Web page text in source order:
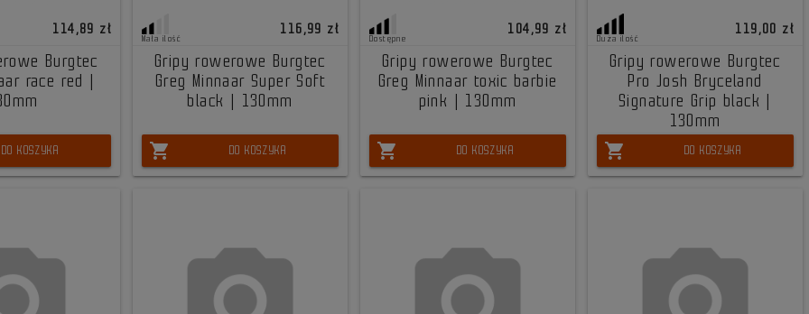
114,89 zł
Burgtec
race red |
DO KOSZYKA
Mała ilość
116,99 zł
Gripy rowerowe Burgtec
Greg Minnaar Super Soft
black | 130mm
shopping_cart DO KOSZYKA
Dostępne
104,99 zł
Gripy rowerowe Burgtec
Greg Minnaar toxic barbie
pink | 130mm
shopping_cart DO KOSZYKA
Duża ilość
119,00 zł
Gripy rowerowe Burgtec
Pro Josh Bryceland
Signature Grip black |
130mm
shopping_cart DO KOSZYKA